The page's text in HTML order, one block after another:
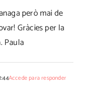
però mai de
Gràcies per la
Paula
Accede para responder